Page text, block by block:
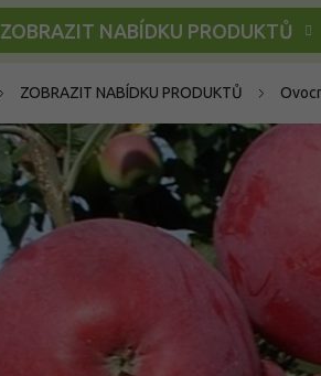
ZOBRAZIT NABÍDKU PRODUKTŮ
ZOBRAZIT NABÍDKU PRODUKTŮ